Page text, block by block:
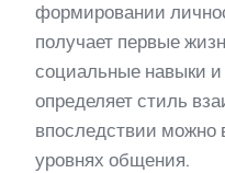
формировании
получает первые
социальные навыки
определяет стиль
впоследствии можно
уровнях общения.